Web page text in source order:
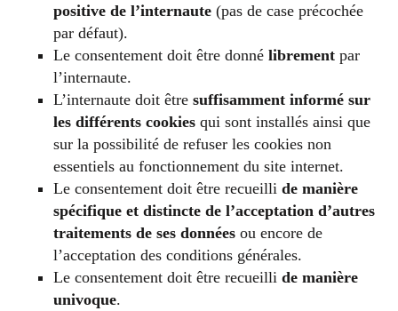
positive de l’internaute (pas de case précochée
par défaut).
Le consentement doit être donné librement par
l’internaute.
L’internaute doit être suffisamment informé sur
les différents cookies qui sont installés ainsi que
sur la possibilité de refuser les cookies non
essentiels au fonctionnement du site internet.
Le consentement doit être recueilli de manière
spécifique et distincte de l’acceptation d’autres
traitements de ses données ou encore de
l’acceptation des conditions générales.
Le consentement doit être recueilli de manière
univoque.